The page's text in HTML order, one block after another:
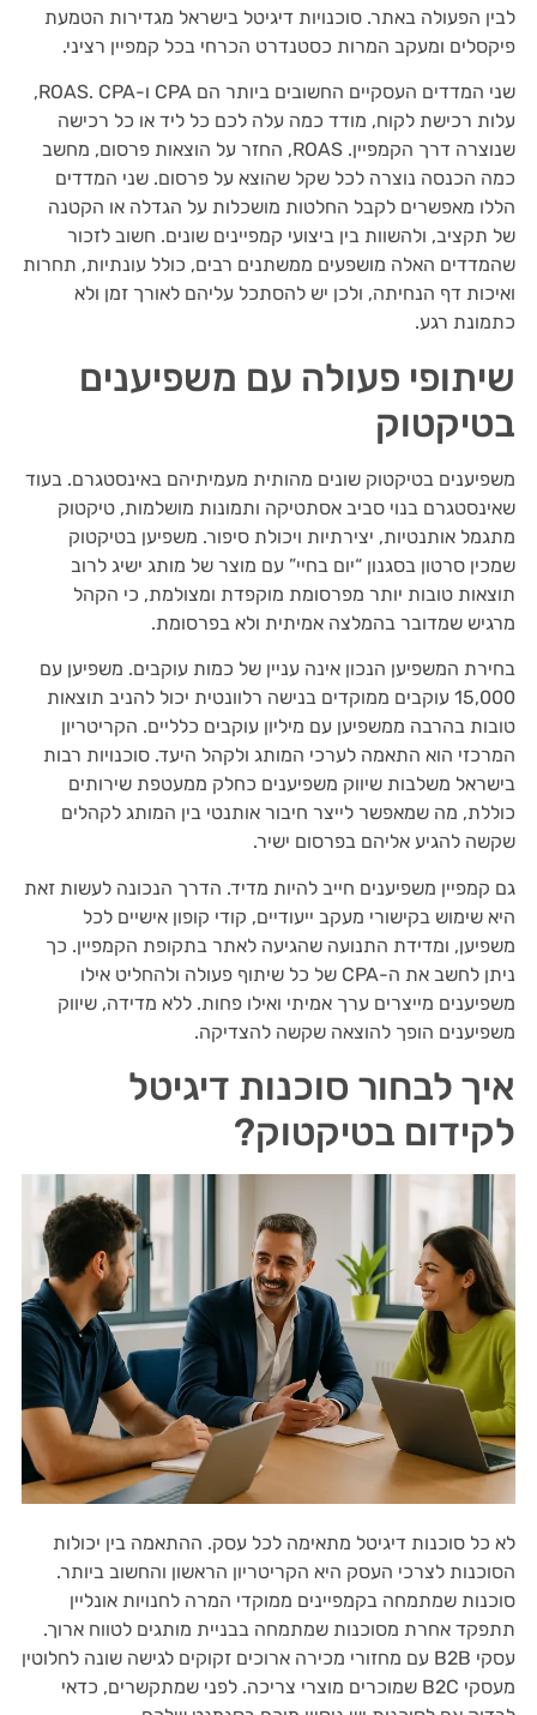
לבין הפעולה באתר. סוכנויות דיגיטל בישראל מגדירות הטמעת
פיקסלים ומעקב המרות כסטנדרט הכרחי בכל קמפיין רציני.
שני המדדים העסקיים החשובים ביותר הם CPA ו-ROAS. CPA,
עלות רכישת לקוח, מודד כמה עלה לכם כל ליד או כל רכישה
שנוצרה דרך הקמפיין. ROAS, החזר על הוצאות פרסום, מחשב
כמה הכנסה נוצרה לכל שקל שהוצא על פרסום. שני המדדים
הללו מאפשרים לקבל החלטות מושכלות על הגדלה או הקטנה
של תקציב, ולהשוות בין ביצועי קמפיינים שונים. חשוב לזכור
שהמדדים האלה מושפעים ממשתנים רבים, כולל עונתיות, תחרות
ואיכות דף הנחיתה, ולכן יש להסתכל עליהם לאורך זמן ולא
כתמונת רגע.
שיתופי פעולה עם משפיענים
בטיקטוק
משפיענים בטיקטוק שונים מהותית מעמיתיהם באינסטגרם. בעוד
שאינסטגרם בנוי סביב אסתטיקה ותמונות מושלמות, טיקטוק
מתגמל אותנטיות, יצירתיות ויכולת סיפור. משפיען בטיקטוק
שמכין סרטון בסגנון “יום בחיי” עם מוצר של מותג ישיג לרוב
תוצאות טובות יותר מפרסומת מוקפדת ומצולמת, כי הקהל
מרגיש שמדובר בהמלצה אמיתית ולא בפרסומת.
בחירת המשפיען הנכון אינה עניין של כמות עוקבים. משפיען עם
15,000 עוקבים ממוקדים בנישה רלוונטית יכול להניב תוצאות
טובות בהרבה ממשפיען עם מיליון עוקבים כלליים. הקריטריון
המרכזי הוא התאמה לערכי המותג ולקהל היעד. סוכנויות רבות
בישראל משלבות שיווק משפיענים כחלק ממעטפת שירותים
כוללת, מה שמאפשר לייצר חיבור אותנטי בין המותג לקהלים
שקשה להגיע אליהם בפרסום ישיר.
גם קמפיין משפיענים חייב להיות מדיד. הדרך הנכונה לעשות זאת
היא שימוש בקישורי מעקב ייעודיים, קודי קופון אישיים לכל
משפיען, ומדידת התנועה שהגיעה לאתר בתקופת הקמפיין. כך
ניתן לחשב את ה-CPA של כל שיתוף פעולה ולהחליט אילו
משפיענים מייצרים ערך אמיתי ואילו פחות. ללא מדידה, שיווק
משפיענים הופך להוצאה שקשה להצדיקה.
איך לבחור סוכנות דיגיטל
לקידום בטיקטוק?
לא כל סוכנות דיגיטל מתאימה לכל עסק. ההתאמה בין יכולות
הסוכנות לצרכי העסק היא הקריטריון הראשון והחשוב ביותר.
סוכנות שמתמחה בקמפיינים ממוקדי המרה לחנויות אונליין
תתפקד אחרת מסוכנות שמתמחה בבניית מותגים לטווח ארוך.
עסקי B2B עם מחזורי מכירה ארוכים זקוקים לגישה שונה לחלוטין
מעסקי B2C שמוכרים מוצרי צריכה. לפני שמתקשרים, כדאי